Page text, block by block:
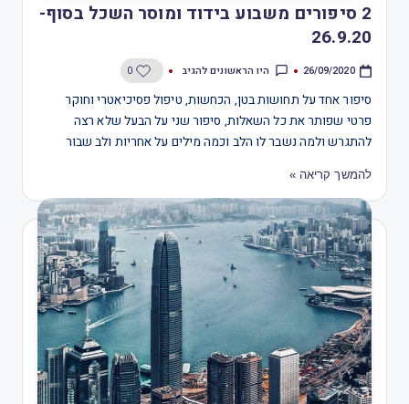
2 סיפורים משבוע בידוד ומוסר השכל בסוף-
26.9.20
26/09/2020 היו הראשונים להגיב 0
סיפור אחד על תחושות בטן, הכחשות, טיפול פסיכיאטרי וחוקר
פרטי שפותר את כל השאלות, סיפור שני על הבעל שלא רצה
להתגרש ולמה נשבר לו הלב וכמה מילים על אחריות ולב שבור
להמשך קריאה »